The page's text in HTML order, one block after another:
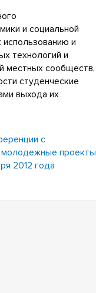
и социальной
и
технологий и
местных сообществ,
студенческие
выхода их
с
проекты
2012 года